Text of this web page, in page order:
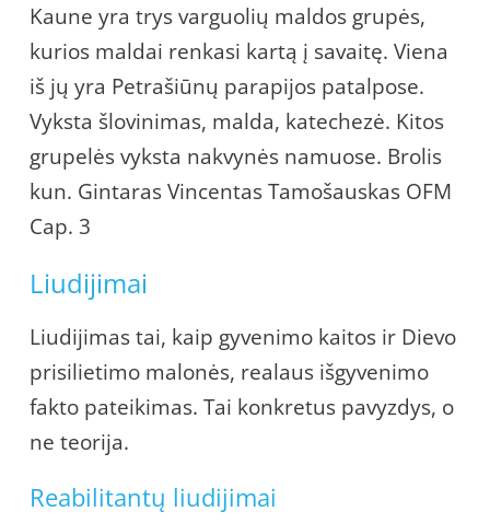
Kaune yra trys varguolių maldos grupės,
kurios maldai renkasi kartą į savaitę. Viena
iš jų yra Petrašiūnų parapijos patalpose.
Vyksta šlovinimas, malda, katechezė. Kitos
grupelės vyksta nakvynės namuose. Brolis
kun. Gintaras Vincentas Tamošauskas OFM
Cap. 3
Liudijimai
Liudijimas tai, kaip gyvenimo kaitos ir Dievo
prisilietimo malonės, realaus išgyvenimo
fakto pateikimas. Tai konkretus pavyzdys, o
ne teorija.
Reabilitantų liudijimai